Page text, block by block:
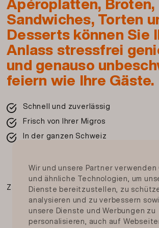
Apéroplatten, Broten,
Sandwiches, Torten
Desserts können Sie
Anlass stressfrei
und genauso
feiern wie Ihre Gäste.
Schnell und zuverlässig
Frisch von Ihrer Migros
In der ganzen Schweiz
Zahlungsmittel
Wir und unsere Partner verwenden
und ähnliche Technologien, um
Dienste bereitzustellen, zu
analysieren und zu verbessern
unsere Dienste und Werbungen zu
personalisieren, auch auf